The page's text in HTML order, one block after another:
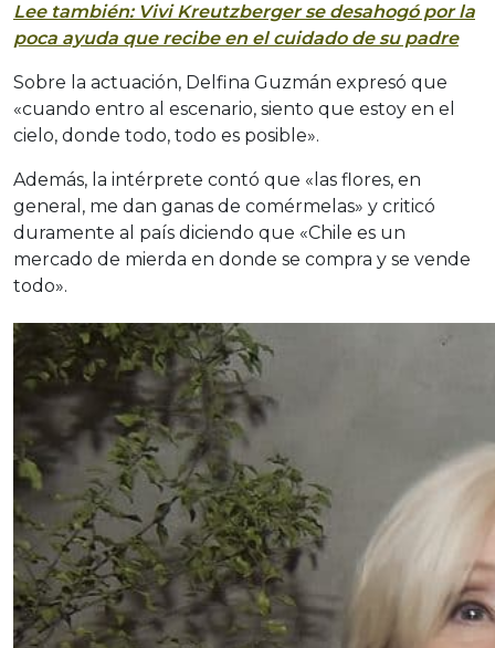
Lee también: Vivi Kreutzberger se desahogó por la
poca ayuda que recibe en el cuidado de su padre
Sobre la actuación, Delfina Guzmán expresó que
«cuando entro al escenario, siento que estoy en el
cielo, donde todo, todo es posible».
Además, la intérprete contó que «las flores, en
general, me dan ganas de comérmelas» y criticó
duramente al país diciendo que «Chile es un
mercado de mierda en donde se compra y se vende
todo».